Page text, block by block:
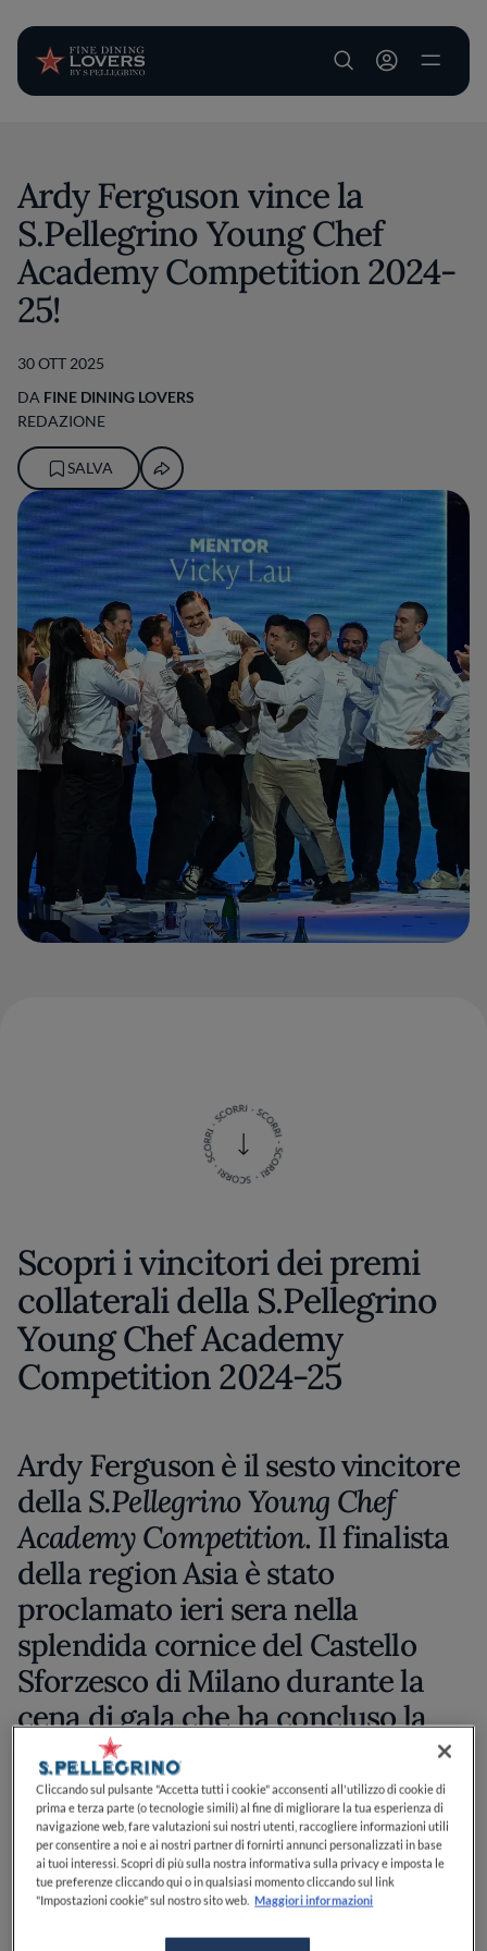
User account
Ardy Ferguson vince la
S.Pellegrino Young Chef
Academy Competition 2024-
25!
30 OTT 2025
DA FINE DINING LOVERS
REDAZIONE
SALVA
Scopri i vincitori dei premi
collaterali della S.Pellegrino
Young Chef Academy
Competition 2024-25
Ardy Ferguson è il sesto vincitore
dellaS.Pellegrino Young Chef
Academy Competition. Il finalista
della region Asia è stato
proclamato ieri sera nella
splendida cornice del Castello
Sforzesco di Milano durante la
cena di gala che ha concluso la
due giorni di
dell’edizione 2024-25.
Accompagnato dal mentor Vicky Lau, ha convinto la
Grand Jury - composta dagli chef Christophe Bacquié,
Cliccando sul pulsante "Accetta tutti i cookie" acconsenti all'utilizzo di cookie di
prima e terza parte (o tecnologie simili) al fine di migliorare la tua esperienza di
navigazione web, fare valutazioni sui nostri utenti, raccogliere informazioni utili
per consentire a noi e ai nostri partner di fornirti annunci personalizzati in base
ai tuoi interessi. Scopri di più sulla nostra informativa sulla privacy e imposta le
tue preferenze cliccando qui o in qualsiasi momento cliccando sul link
"Impostazioni cookie" sul nostro sito web. Maggiori informazioni